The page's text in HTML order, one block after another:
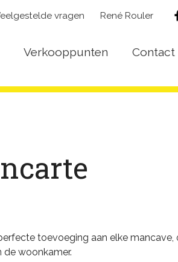
Verkooppunten Contact
vragen René Rouler
toevoeging aan elke
de woonkamer.